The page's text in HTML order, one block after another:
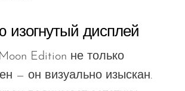
изогнутый дисплей
Edition не только
— он визуально изыскан.